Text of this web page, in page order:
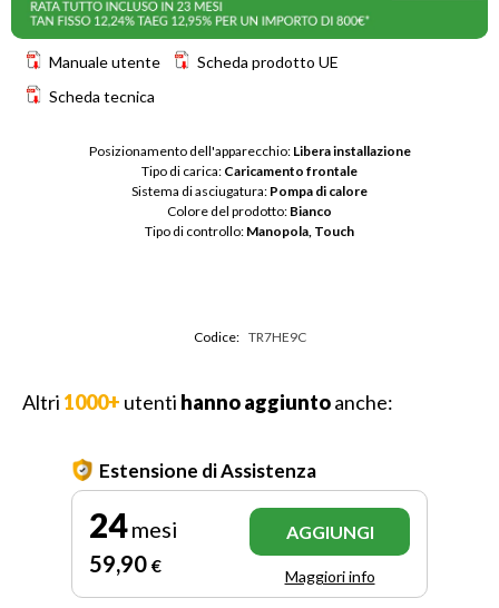
Manuale utente
Scheda prodotto UE
Scheda tecnica
Posizionamento dell'apparecchio: Libera installazione
Tipo di carica: Caricamento frontale
Sistema di asciugatura: Pompa di calore
Colore del prodotto: Bianco
Tipo di controllo: Manopola, Touch
Codice: TR7HE9C
Altri 1000+ utenti hanno aggiuntoanche:
Estensione di Assistenza
24mesi
59,90 €
AGGIUNGI
Maggiori info